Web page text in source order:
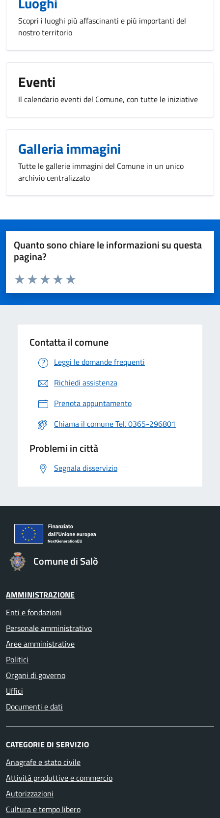
Scopri i luoghi più affascinanti e più importanti del
nostro territorio
Eventi
Il calendario eventi del Comune, con tutte le iniziative
Galleria immagini
Tutte le gallerie immagini del Comune in un unico
archivio centralizzato
Quanto sono chiare le informazioni su questa
pagina?
Valuta da 1 a 5 stelle la pagina
Valuta 5 stelle su 5
Valuta 4 stelle su 5
Valuta 3 stelle su 5
Valuta 2 stelle su 5
Valuta 1 stelle su 5
Contatta il comune
Leggi le domande frequenti
Richiedi assistenza
Prenota appuntamento
Chiama il comune Tel. 0365-296801
Problemi in città
Segnala disservizio
Comune di Salò
AMMINISTRAZIONE
Enti e fondazioni
Personale amministrativo
Aree amministrative
Politici
Organi di governo
Uffici
Documenti e dati
CATEGORIE DI SERVIZIO
Anagrafe e stato civile
Attività produttive e commercio
Autorizzazioni
Cultura e tempo libero